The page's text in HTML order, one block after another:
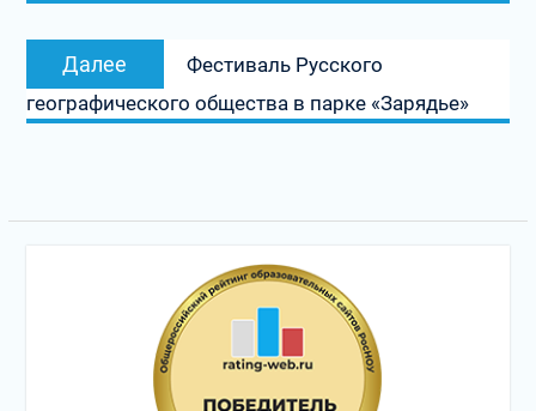
Далее
Следующая
запись:
Фестиваль Русского
географического общества в парке «Зарядье»